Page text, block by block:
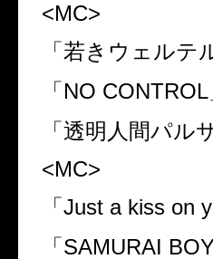
<MC>
「若きウェルテ
「 NO CONTROL
「透明人間パル
<MC>
「 Just a kiss on
「 SAMURAI